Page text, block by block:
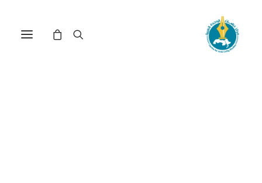
فيدراسات